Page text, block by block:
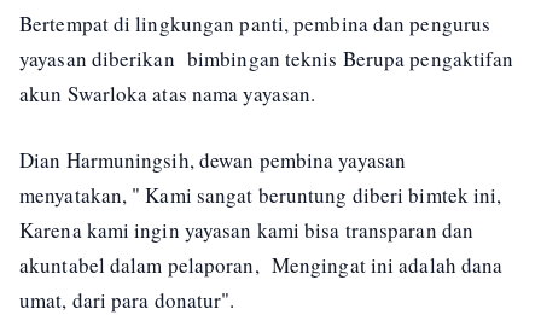
Bertempat di lingkungan panti, pembina dan pengurus
yayasan diberikan bimbingan teknis Berupa pengaktifan
akun Swarloka atas nama yayasan.
Dian Harmuningsih, dewan pembina yayasan
menyatakan, " Kami sangat beruntung diberi bimtek ini,
Karena kami ingin yayasan kami bisa transparan dan
akuntabel dalam pelaporan, Mengingat ini adalah dana
umat, dari para donatur".